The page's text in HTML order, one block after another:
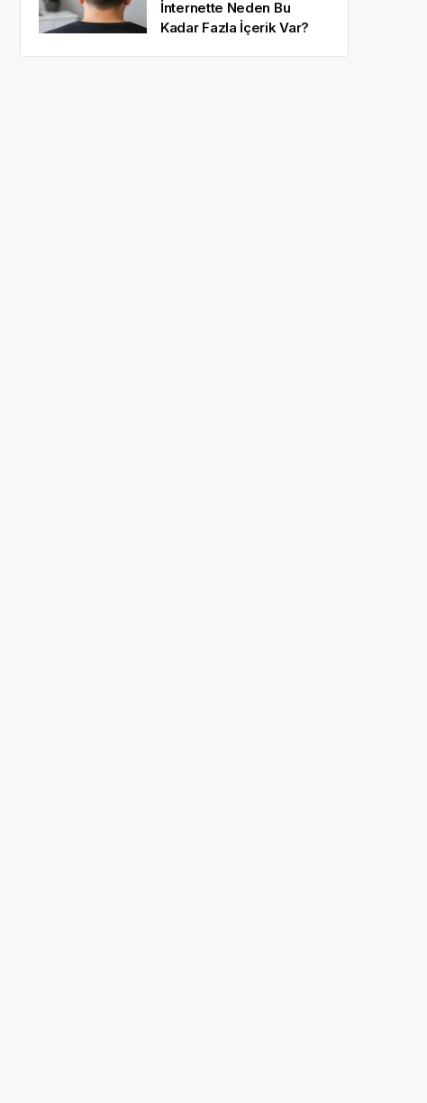
İnternette Neden Bu
Kadar Fazla İçerik Var?